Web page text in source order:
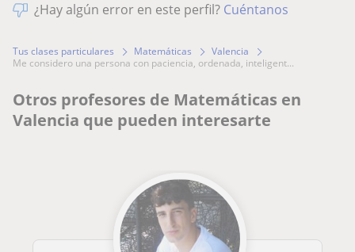
¿Hay algún error en este perfil? Cuéntanos
Tus clases particulares Matemáticas
Valencia
me considero una persona con paciencia, ordenada, inteligent...
Otros profesores de Matemáticas en
Valencia que pueden interesarte